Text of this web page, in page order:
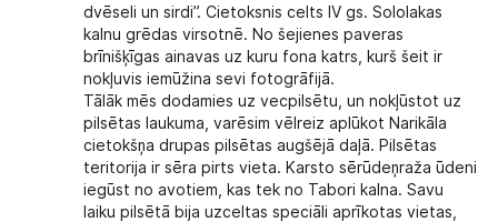
dvēseli un sirdi”. Cietoksnis celts IV gs. Sololakas
kalnu grēdas virsotnē. No šejienes paveras
brīnišķīgas ainavas uz kuru fona katrs, kurš šeit ir
nokļuvis iemūžina sevi fotogrāfijā.
Tālāk mēs dodamies uz vecpilsētu, un nokļūstot uz
pilsētas laukuma, varēsim vēlreiz aplūkot Narikāla
cietokšņa drupas pilsētas augšējā daļā. Pilsētas
teritorija ir sēra pirts vieta. Karsto sērūdeņraža ūdeni
iegūst no avotiem, kas tek no Tabori kalna. Savu
laiku pilsētā bija uzceltas speciāli aprīkotas vietas,